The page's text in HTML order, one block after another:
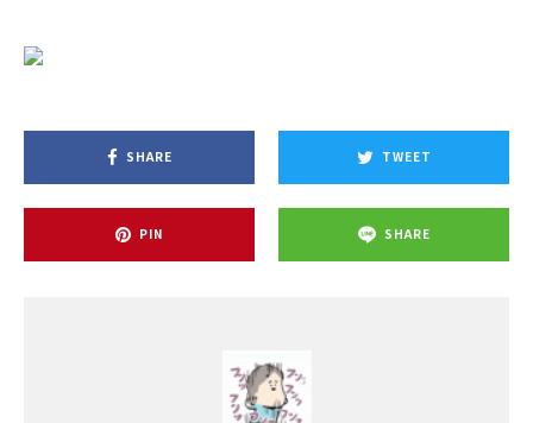
SHARE TWEET
PIN SHARE